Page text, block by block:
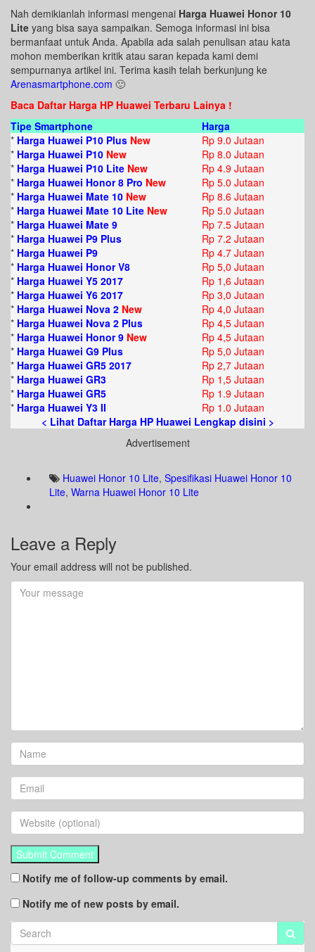
Nah demikianlah informasi mengenai Harga Huawei Honor 10
Lite yang bisa saya sampaikan. Semoga informasi ini bisa
bermanfaat untuk Anda. Apabila ada salah penulisan atau kata
mohon memberikan kritik atau saran kepada kami demi
sempurnanya artikel ini. Terima kasih telah berkunjung ke
Arenasmartphone.com 🙂
Baca Daftar Harga HP Huawei Terbaru Lainya !
Tipe Smartphone
Harga
* Harga Huawei P10 Plus New
Rp 9.0 Jutaan
* Harga Huawei P10 New
Rp 8.0 Jutaan
* Harga Huawei P10 Lite New
Rp 4.9 Jutaan
* Harga Huawei Honor 8 Pro New
Rp 5.0 Jutaan
* Harga Huawei Mate 10 New
Rp 8.6 Jutaan
* Harga Huawei Mate 10 Lite New
Rp 5.0 Jutaan
* Harga Huawei Mate 9
Rp 7.5 Jutaan
* Harga Huawei P9 Plus
Rp 7.2 Jutaan
* Harga Huawei P9
Rp 4.7 Jutaan
* Harga Huawei Honor V8
Rp 5,0 Jutaan
* Harga Huawei Y5 2017
Rp 1,6 Jutaan
* Harga Huawei Y6 2017
Rp 3,0 Jutaan
* Harga Huawei Nova 2 New
Rp 4,0 Jutaan
* Harga Huawei Nova 2 Plus
Rp 4,5 Jutaan
* Harga Huawei Honor 9 New
Rp 4,5 Jutaan
* Harga Huawei G9 Plus
Rp 5,0 Jutaan
* Harga Huawei GR5 2017
Rp 2,7 Jutaan
* Harga Huawei GR3
Rp 1,5 Jutaan
* Harga Huawei GR5
Rp 1.9 Jutaan
* Harga Huawei Y3 II
Rp 1.0 Jutaan
< Lihat Daftar Harga HP Huawei Lengkap disini >
Advertisement
Huawei Honor 10 Lite, Spesifikasi Huawei Honor 10
Lite, Warna Huawei Honor 10 Lite
Leave a Reply
Your email address will not be published.
Notify me of follow-up comments by email.
Notify me of new posts by email.